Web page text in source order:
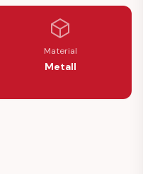
Material
Metall